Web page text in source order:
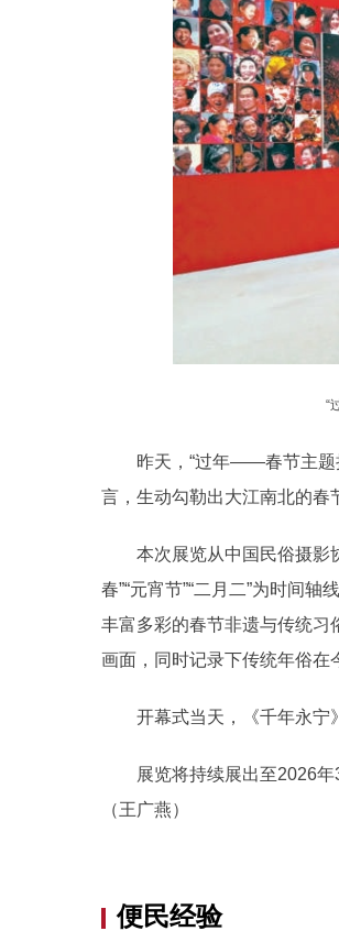
“
昨天，“过年——春节主题摄
言，生动勾勒出大江南北的春
本次展览从中国民俗摄影协
春”“元宵节”“二月二”为时间
丰富多彩的春节非遗与传统习
画面，同时记录下传统年俗在
开幕式当天，《千年永宁》
展览将持续展出至2026年3
（王广燕）
便民经验